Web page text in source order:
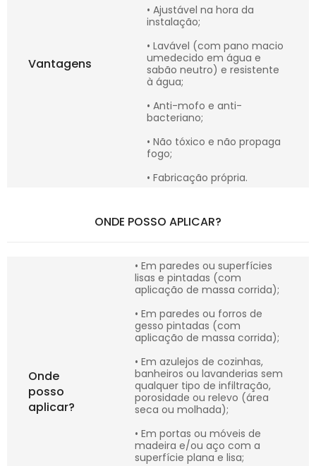
Vantagens
• Ajustável na hora da
instalação;
• Lavável (com pano macio
umedecido em água e
sabão neutro) e resistente
à água;
• Anti-mofo e anti-
bacteriano;
• Não tóxico e não propaga
fogo;
• Fabricação própria.
ONDE POSSO APLICAR?
Onde
posso
aplicar?
• Em paredes ou superfícies
lisas e pintadas (com
aplicação de massa corrida);
• Em paredes ou forros de
gesso pintadas (com
aplicação de massa corrida);
• Em azulejos de cozinhas,
banheiros ou lavanderias sem
qualquer tipo de infiltração,
porosidade ou relevo (área
seca ou molhada);
• Em portas ou móveis de
madeira e/ou aço com a
superfície plana e lisa;